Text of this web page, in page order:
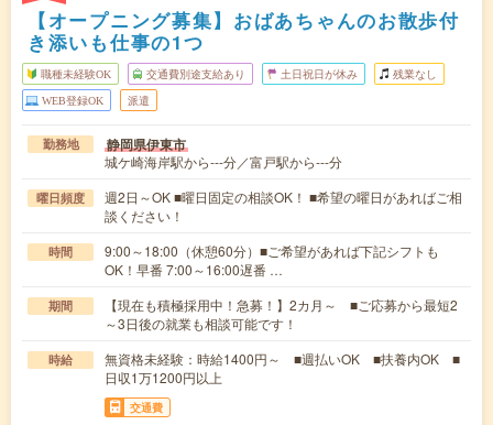
【オープニング募集】おばあちゃんのお散歩付
き添いも仕事の1つ
職種未経験OK 交通費別途支給あり 土日祝日が休み 残業なし
WEB登録OK 派遣
勤務地 静岡県伊東市
城ケ崎海岸駅から---分／富戸駅から---分
曜日頻度
週2日～OK ■曜日固定の相談OK！ ■希望の曜日があればご相
談ください！
時間
9:00～18:00（休憩60分）■ご希望があれば下記シフトも
OK！早番 7:00～16:00遅番 …
期間
【現在も積極採用中！急募！】2カ月～ ■ご応募から最短2
～3日後の就業も相談可能です！
時給
無資格未経験：時給1400円～ ■週払いOK ■扶養内OK ■
日収1万1200円以上
交通費